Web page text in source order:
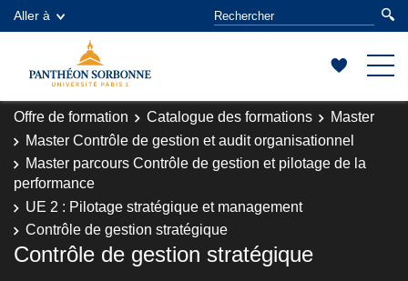
Aller à
Offre de formation Catalogue des formations
Master
Master Contrôle de gestion et audit organisationnel
Master parcours Contrôle de gestion et pilotage de la
performance
UE 2 : Pilotage stratégique et management
Contrôle de gestion stratégique
Contrôle de gestion stratégique